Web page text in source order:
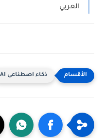
العربي
ذكاء اصطناعى AI